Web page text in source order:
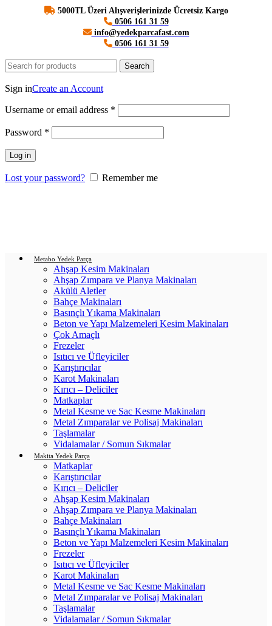
5000TL Üzeri Alışverişlerinizde Ücretsiz Kargo
0506 161 31 59
info@yedekparcafast.com
0506 161 31 59
Search
Sign inCreate an Account
Username or email address *
Password *
Log in
Lost your password?
Remember me
Metabo Yedek Parça
Ahşap Kesim Makinaları
Ahşap Zımpara ve Planya Makinaları
Akülü Aletler
Bahçe Makinaları
Basınçlı Yıkama Makinaları
Beton ve Yapı Malzemeleri Kesim Makinaları
Çok Amaçlı
Frezeler
Isıtıcı ve Üfleyiciler
Karıştırıcılar
Karot Makinaları
Kırıcı – Deliciler
Matkaplar
Metal Kesme ve Sac Kesme Makinaları
Metal Zımparalar ve Polisaj Makinaları
Taşlamalar
Vidalamalar / Somun Sıkmalar
Makita Yedek Parça
Matkaplar
Karıştırıcılar
Kırıcı – Deliciler
Ahşap Kesim Makinaları
Ahşap Zımpara ve Planya Makinaları
Bahçe Makinaları
Basınçlı Yıkama Makinaları
Beton ve Yapı Malzemeleri Kesim Makinaları
Frezeler
Isıtıcı ve Üfleyiciler
Karot Makinaları
Metal Kesme ve Sac Kesme Makinaları
Metal Zımparalar ve Polisaj Makinaları
Taşlamalar
Vidalamalar / Somun Sıkmalar